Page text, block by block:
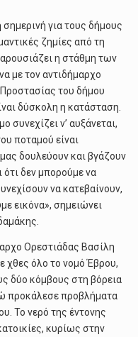
για τους δήμους
ζημίες από τη
η στάθμη των
με τον αντιδήμαρχο
του δήμου
δύσκολη η κατάσταση.
ν’ αυξάνεται,
ποταμού είναι
δουλεύουν και βγάζουν
ότι δεν μπορούμε να
να κατεβαίνουν,
εικόνα», σημειώνει
Ορεστιάδας Βασίλη
χθες όλο το νομό Έβρου,
δύο κόμβους στη βόρεια
προκάλεσε προβλήματα
Το νερό της έντονης
κυρίως στην